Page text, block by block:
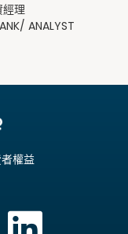
經理
ANALYST
權益